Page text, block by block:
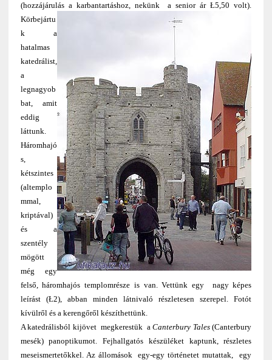
(hozzájárulás a karbantartáshoz, nekünk a senior ár Ł5,50 volt)
Körbejártu
k a
hatalmas
katedrálist,
a
legnagyob
bat, amit
eddig
láttunk.
Háromhajó
s,
kétszintes
(altemplo
mmal,
kriptával)
és a
szentély
mögött
még egy
felső, háromhajós templomrésze is van. Vettünk egy nagy képes
leírást (Ł2), abban minden látnivaló részletesen szerepel. Fotót
kívülről és a kerengőről készíthettünk.
A katedrálisból kijövet megkerestük aCanterbury Tales (Canterbury
mesék) panoptikumot. Fejhallgatós készüléket kaptunk, részletes
meseismertetőkkel. Az állomások egy-egy történetet mutattak, egy